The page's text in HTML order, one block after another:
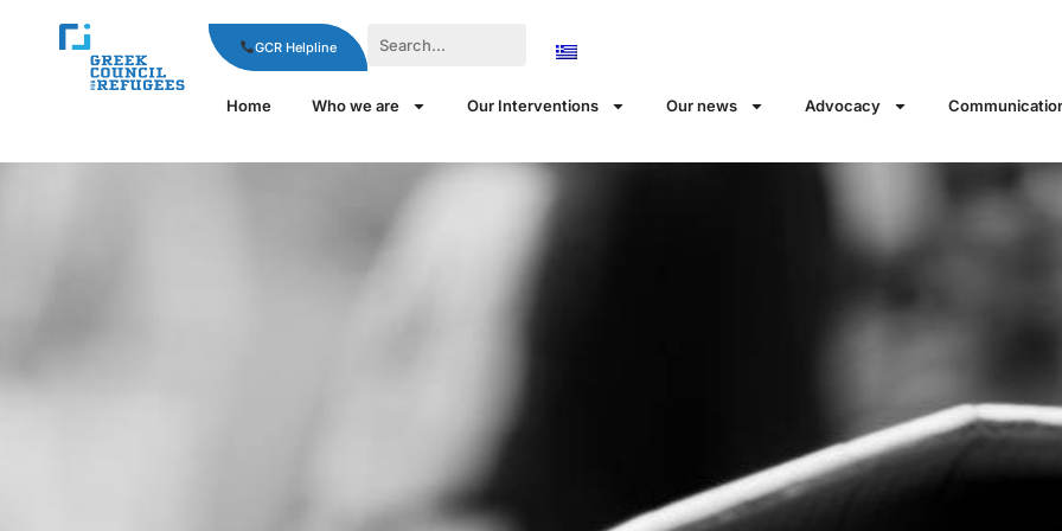
GCR Helpline
Home Who we are Our Interventions Our news Αdvocacy